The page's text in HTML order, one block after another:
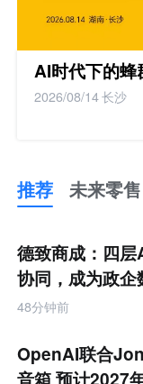
AI时代下的蜂
2026/08/14长沙
推荐 未来零售
未
来
零
售
跨
境
产
业
德致商成：四
协同，成为政
服务商
48分钟前
OpenAI联合
音箱 预计2027